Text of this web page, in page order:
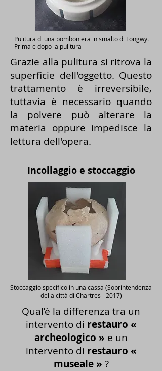
Pulitura di una bomboniera in smalto di Longwy.
Prima e dopo la pulitura
Grazie alla pulitura si ritrova la
superficie dell'oggetto. Questo
trattamento è irreversibile,
tuttavia è necessario quando
la polvere può alterare la
materia oppure impedisce la
lettura dell'opera.
Incollaggio e stoccaggio
Stoccaggio specifico in una cassa (Soprintendenza
della città di Chartres - 2017)
Qual’è la differenza tra un
intervento di restauro «
archeologico » e un
intervento di restauro «
museale » ?